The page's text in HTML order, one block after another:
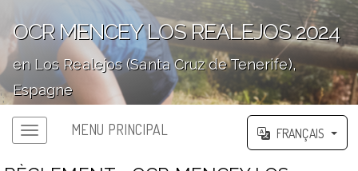
OCR MENCEY LOS REALEJOS 2024
en Los Realejos (Santa Cruz de Tenerife),
Espagne
';
MENU PRINCIPAL FRANÇAIS